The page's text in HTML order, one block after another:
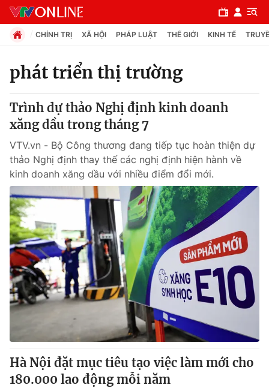
Chuyên mục
Chính trị
Xã hội
Pháp luật
Y tế
Thế giới
Tin tức
Thế giới đó đây
Câu chuyện quốc tế
Kinh tế
Thị trường
Góc doanh nghiệp
Dữ liệu và đời sống
Truyền hình
CHÍNH TRỊ XÃ HỘI PHÁP LUẬT THẾ GIỚI KINH TẾ
phát triển thị trường
Trình dự thảo Nghị định kinh doanh
xăng dầu trong tháng 7
VTV.vn - Bộ Công thương đang tiếp tục hoàn thiện dự
thảo Nghị định thay thế các nghị định hiện hành về
kinh doanh xăng dầu với nhiều điểm đổi mới.
Hà Nội đặt mục tiêu tạo việc làm mới cho
180.000 lao động mỗi năm